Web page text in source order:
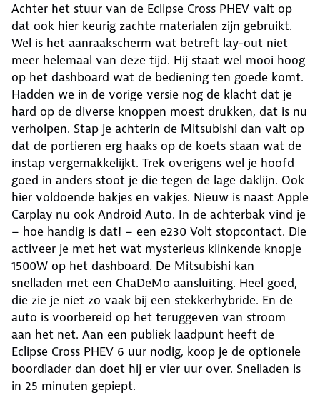
Achter het stuur van de Eclipse Cross PHEV valt op
dat ook hier keurig zachte materialen zijn gebruikt.
Wel is het aanraakscherm wat betreft lay-out niet
meer helemaal van deze tijd. Hij staat wel mooi hoog
op het dashboard wat de bediening ten goede komt.
Hadden we in de vorige versie nog de klacht dat je
hard op de diverse knoppen moest drukken, dat is nu
verholpen. Stap je achterin de Mitsubishi dan valt op
dat de portieren erg haaks op de koets staan wat de
instap vergemakkelijkt. Trek overigens wel je hoofd
goed in anders stoot je die tegen de lage daklijn. Ook
hier voldoende bakjes en vakjes. Nieuw is naast Apple
Carplay nu ook Android Auto. In de achterbak vind je
– hoe handig is dat! – een e230 Volt stopcontact. Die
activeer je met het wat mysterieus klinkende knopje
1500W op het dashboard. De Mitsubishi kan
snelladen met een ChaDeMo aansluiting. Heel goed,
die zie je niet zo vaak bij een stekkerhybride. En de
auto is voorbereid op het teruggeven van stroom
aan het net. Aan een publiek laadpunt heeft de
Eclipse Cross PHEV 6 uur nodig, koop je de optionele
boordlader dan doet hij er vier uur over. Snelladen is
in 25 minuten gepiept.